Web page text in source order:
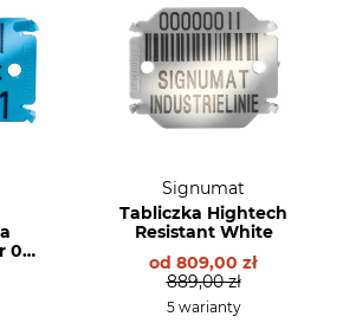
-
Signumat
Tabliczka Hightech
Resistant White
od 809,00 zł
889,00 zł
5 warianty